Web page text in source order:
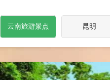
云南旅游景点 昆明